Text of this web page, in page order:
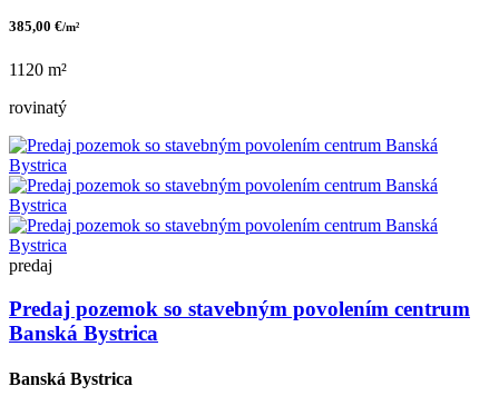
385,00 €/m²
1120 m²
rovinatý
predaj
Predaj pozemok so stavebným povolením centrum
Banská Bystrica
Banská Bystrica